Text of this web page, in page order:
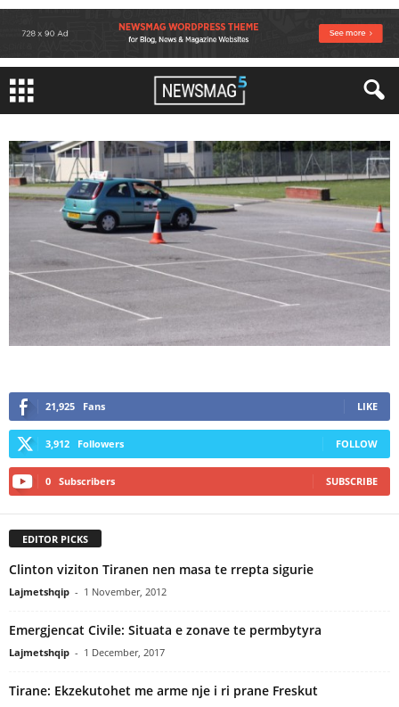
21,925 Fans LIKE
3,912 Followers FOLLOW
0 Subscribers SUBSCRIBE
EDITOR PICKS
Clinton viziton Tiranen nen masa te rrepta sigurie
Lajmetshqip - 1 November, 2012
Emergjencat Civile: Situata e zonave te permbytyra
Lajmetshqip - 1 December, 2017
Tirane: Ekzekutohet me arme nje i ri prane Freskut